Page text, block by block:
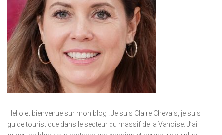
Hello et bienvenue sur mon blog ! Je suis Claire Chevais, je suis
guide touristique dans le secteur du massif de la Vanoise. J’ai